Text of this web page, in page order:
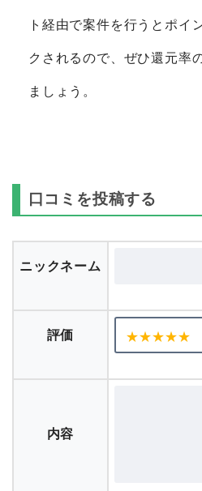
ト経由で案件を行うとポイ
クされるので、ぜひ還元率
ましょう。
口コミを投稿する
ニックネーム
評価
内容